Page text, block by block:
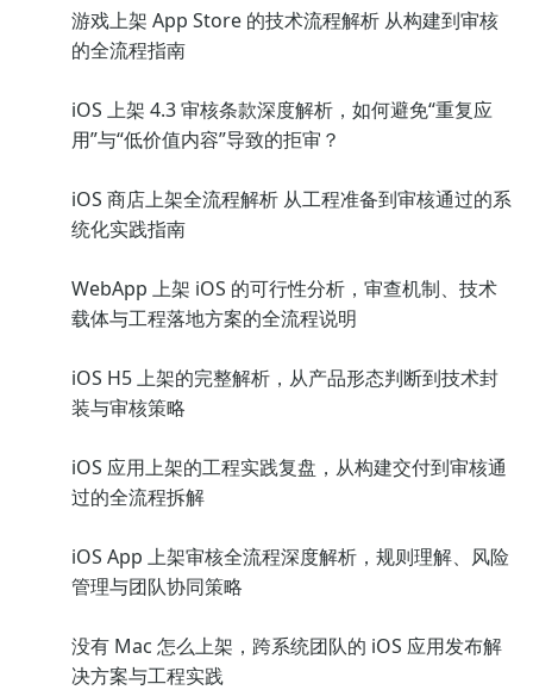
游戏上架 App Store 的技术流程解析 从构建到审核
的全流程指南
iOS 上架 4.3 审核条款深度解析，如何避免“重复应
用”与“低价值内容”导致的拒审？
iOS 商店上架全流程解析 从工程准备到审核通过的系
统化实践指南
WebApp 上架 iOS 的可行性分析，审查机制、技术
载体与工程落地方案的全流程说明
iOS H5 上架的完整解析，从产品形态判断到技术封
装与审核策略
iOS 应用上架的工程实践复盘，从构建交付到审核通
过的全流程拆解
iOS App 上架审核全流程深度解析，规则理解、风险
管理与团队协同策略
没有 Mac 怎么上架，跨系统团队的 iOS 应用发布解
决方案与工程实践